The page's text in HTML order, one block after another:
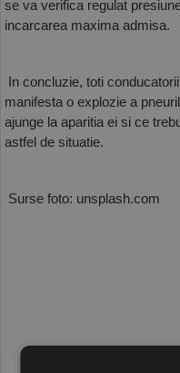
se va verifica regulat
incarcarea maxima admisa.
In concluzie, toti
manifesta o explozie a
ajunge la aparitia ei si ce
astfel de situatie.
Surse foto: unsplash.com